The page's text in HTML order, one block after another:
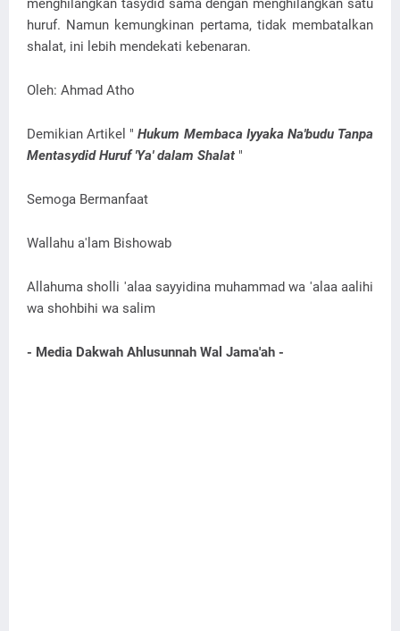
menghilangkan tasydid sama dengan menghilangkan satu
huruf. Namun kemungkinan pertama, tidak membatalkan
shalat, ini lebih mendekati kebenaran.
Oleh: Ahmad Atho
Demikian Artikel "Hukum Membaca Iyyaka Na'budu Tanpa
Mentasydid Huruf 'Ya' dalam Shalat "
Semoga Bermanfaat
Wallahu a'lam Bishowab
Allahuma sholli 'alaa sayyidina muhammad wa 'alaa aalihi
wa shohbihi wa salim
- Media Dakwah Ahlusunnah Wal Jama'ah -